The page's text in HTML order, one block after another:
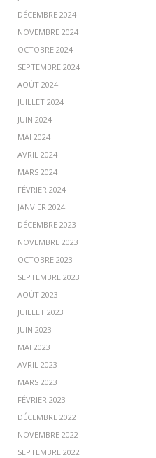
DÉCEMBRE 2024
NOVEMBRE 2024
OCTOBRE 2024
SEPTEMBRE 2024
AOÛT 2024
JUILLET 2024
JUIN 2024
MAI 2024
AVRIL 2024
MARS 2024
FÉVRIER 2024
JANVIER 2024
DÉCEMBRE 2023
NOVEMBRE 2023
OCTOBRE 2023
SEPTEMBRE 2023
AOÛT 2023
JUILLET 2023
JUIN 2023
MAI 2023
AVRIL 2023
MARS 2023
FÉVRIER 2023
DÉCEMBRE 2022
NOVEMBRE 2022
SEPTEMBRE 2022